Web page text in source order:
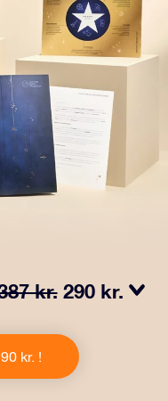
kr. 290 kr.
enthält einen
Dokumente, die
werden, sowie
kr. !